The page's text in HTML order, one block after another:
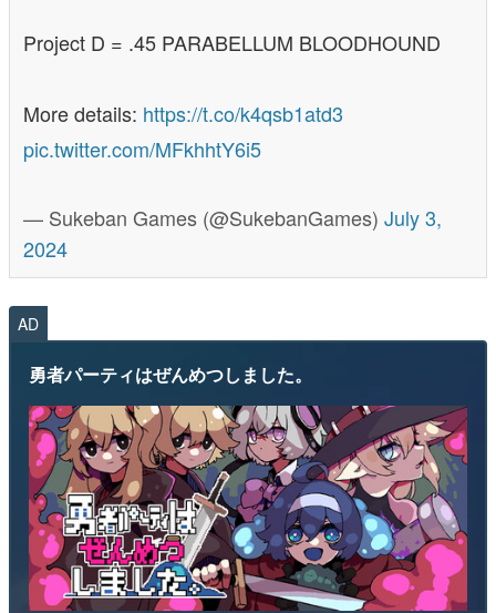
Project D = .45 PARABELLUM BLOODHOUND
More details: https://t.co/k4qsb1atd3
pic.twitter.com/MFkhhtY6i5
— Sukeban Games (@SukebanGames) July 3,
2024
AD
勇者パーティはぜんめつしました。